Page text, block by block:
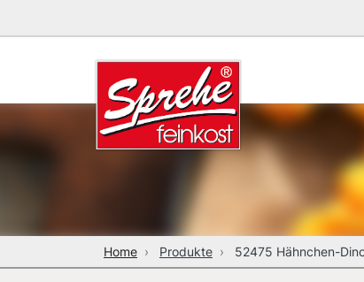
Home Produkte 52475 Hähnchen-